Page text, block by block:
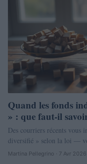
Quand les fonds
» : que faut-il
Des courriers récents vous
diversifié » selon la loi —
Martina Pellegrino · 7 Avr 2026